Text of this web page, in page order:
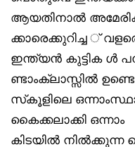
ആയതിനാൽ
ക്കാരെക്കുറിച്ച
ഇന്ത്യൻ കുട്ടിക ൾ
ണ്ടാംക്ലാസ്സിൽ
സ്‌കൂളിലെ
കൈക്കലാക്കി ഒന്നാം
കിടയിൽ